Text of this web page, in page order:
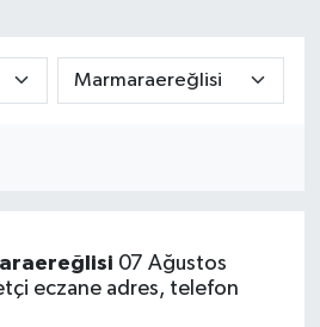
07 Ağustos
eczane adres, telefon